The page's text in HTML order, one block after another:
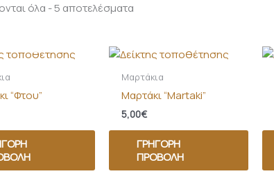
όλα - 5 αποτελέσματα
“Φτου”
Μαρτάκια
Μαρτάκι “Martaki”
5,00€
ΓΡΉΓΟΡΗ
ΠΡΟΒΟΛΉ